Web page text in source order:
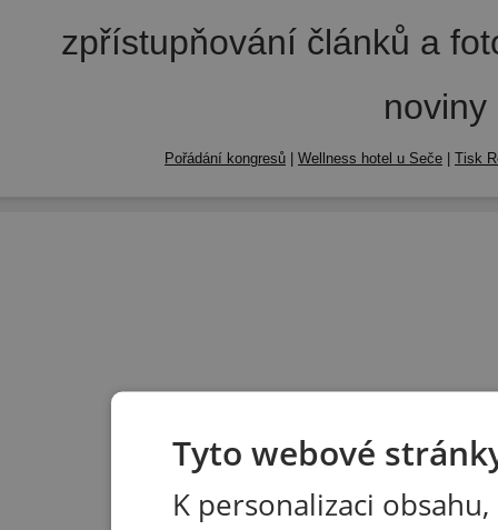
zpřístupňování článků a
Pořádání kongresů Wellness hotel u Seče Tisk
Tyto webové
K personalizaci